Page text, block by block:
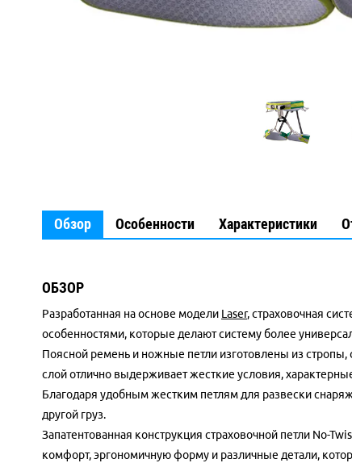
Обзор Особенности Характеристики
ОБЗОР
Разработанная на основе модели Laser, страховочная
особенностями, которые делают систему более
Поясной ремень и ножные петли изготовлены из
слой отлично выдерживает жесткие условия,
Благодаря удобным жестким петлям для развески
другой груз.
Запатентованная конструкция страховочной петли No-
комфорт, эргономичную форму и различные детали,